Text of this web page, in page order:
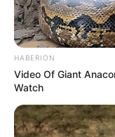
HABERION
Video Of Giant
Watch